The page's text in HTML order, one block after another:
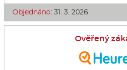
Objednáno: 31. 3. 2026
Ověřený